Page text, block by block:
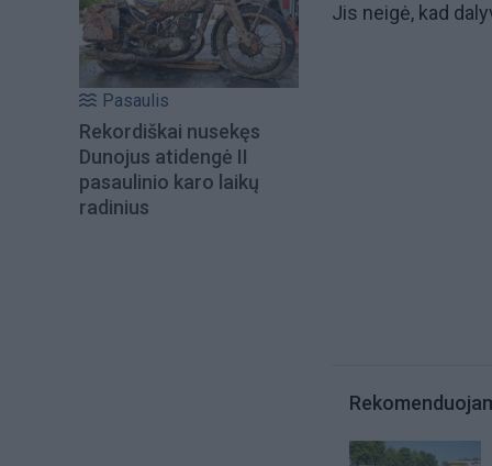
Pasaulis
Rekordiškai nusekęs
Dunojus atidengė II
pasaulinio karo laikų
radinius
Jis neigė, kad